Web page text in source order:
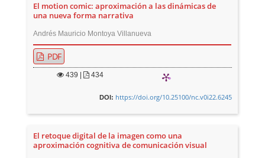
El motion comic: aproximación a las dinámicas de
una nueva forma narrativa
Andrés Mauricio Montoya Villanueva
PDF
439 | 434
DOI: https://doi.org/10.25100/nc.v0i22.6245
El retoque digital de la imagen como una
aproximación cognitiva de comunicación visual